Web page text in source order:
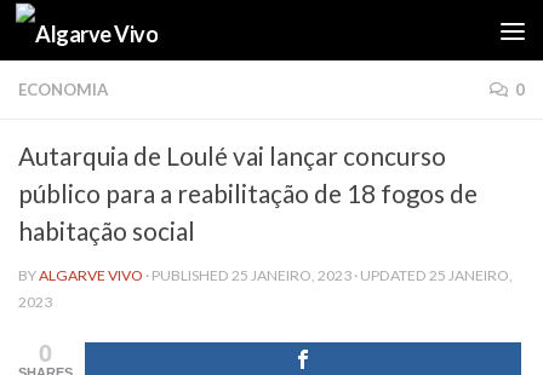
Skip to content
ECONOMIA 0
Autarquia de Loulé vai lançar concurso
público para a reabilitação de 18 fogos de
habitação social
BYALGARVE VIVO · PUBLISHED 25 JANEIRO, 2023 · UPDATED 25 JANEIRO,
2023
0